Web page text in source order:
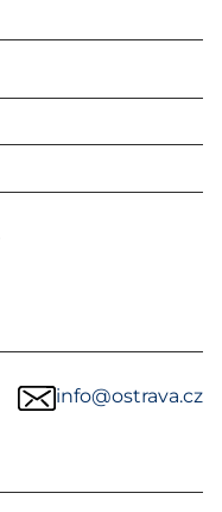
info@ostrava.cz